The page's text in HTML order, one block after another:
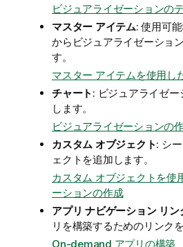
ビジュアライゼーションの
マスター アイテム: 使用可
からビジュアライゼーショ
す。
マスター アイテムを使用し
チャート : ビジュアライゼ
します。
ビジュアライゼーションの
カスタム オブジェクト: シ
ェクトを追加します。
カスタム オブジェクトを使
ーションの作成
アプリ ナビゲーション リン
リを構築するためのリンク
On-demand アプリの構築